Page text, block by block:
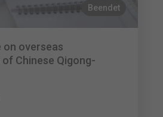
Beendet
on overseas
Chinese Qigong-